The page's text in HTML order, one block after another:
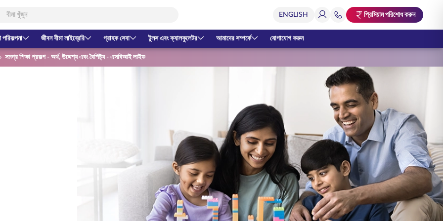
প্রিমিয়াম পরিশোধ করুন
জীবন বীমা লাইব্রেরি গ্রাহক সেবা টুলস এবং ক্যালকুলেটর আমাদের সম্পর্কে যোগাযোগ করুন
সমগ্র শিক্ষা প্রকল্প - অর্থ, উদ্দেশ্য এবং বৈশিষ্ট্য - এসবিআই লাইফ